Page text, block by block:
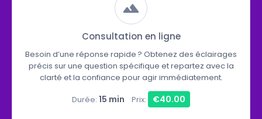
Consultation en ligne
Besoin d’une réponse rapide ? Obtenez des éclairages
précis sur une question spécifique et repartez avec la
clarté et la confiance pour agir immédiatement.
Durée: 15 min Prix: €40.00